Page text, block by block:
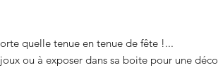
quelle tenue en tenue de fête !...
ou à exposer dans sa boite pour une déco